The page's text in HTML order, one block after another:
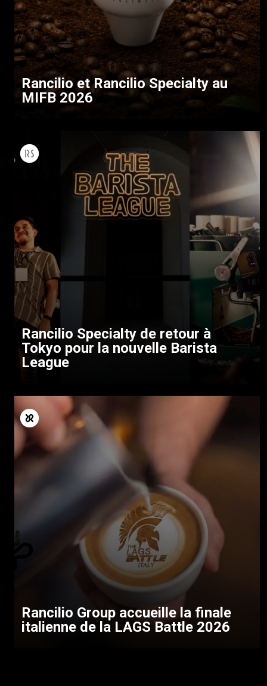
Rancilio et Rancilio Specialty au
MIFB 2026
Rancilio Specialty de retour à
Tokyo pour la nouvelle Barista
League
Rancilio Group accueille la finale
italienne de la LAGS Battle 2026